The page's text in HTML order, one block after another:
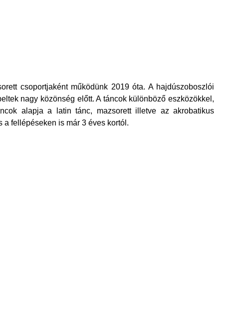
csoportjaként működünk 2019 óta. A hajdúszoboszlói
nagy közönség előtt. A táncok különböző eszközökkel,
alapja a latin tánc, mazsorett illetve az akrobatikus
a fellépéseken is már 3 éves kortól.